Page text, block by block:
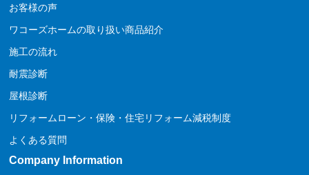
お客様の声
ワコーズホームの取り扱い商品紹介
施工の流れ
耐震診断
屋根診断
リフォームローン・保険・住宅リフォーム減税制度
よくある質問
Company Information